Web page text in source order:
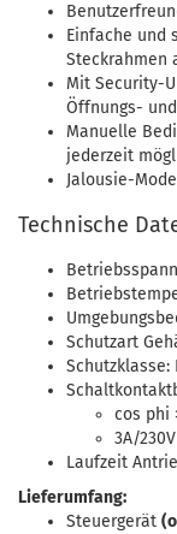
Einfache und
Steckrahmen
Mit Security-
Öffnungs-
Manuelle
jederzeit
Jalousie-
Technische
Schutzart
Schutzklasse:
cos phi
3A/
Laufzeit
Lieferumfang:
Steuergerät